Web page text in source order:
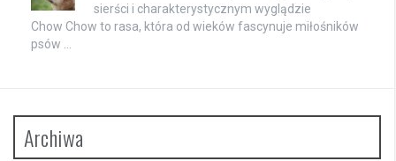
sierści i charakterystycznym wyglądzie
Chow Chow to rasa, która od wieków fascynuje miłośników
psów …
Archiwa